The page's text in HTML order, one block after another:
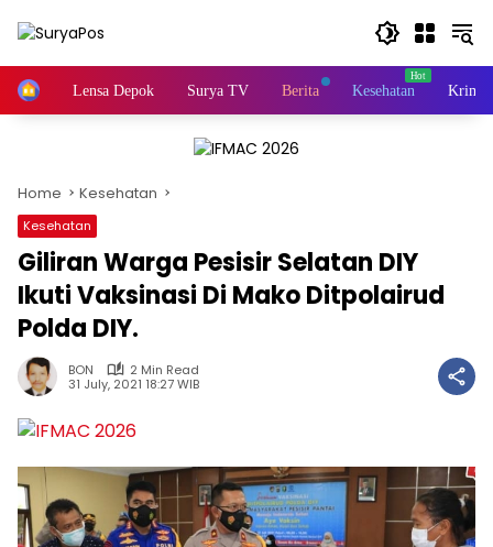
HomeLensa Depok Surya TV Berita Kesehatan
Home Kesehatan
Kesehatan
Giliran Warga Pesisir Selatan DIY
Ikuti Vaksinasi Di Mako Ditpolairud
Polda DIY.
BON
2 Min Read
31 July, 2021 18:27 WIB